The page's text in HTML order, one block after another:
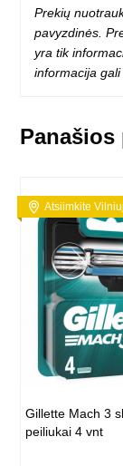
Prekių
pavyzdinės.
yra tik
informacija
Panašios
Atsiimkite
Gillette Mach 3
peiliukai 4 vnt